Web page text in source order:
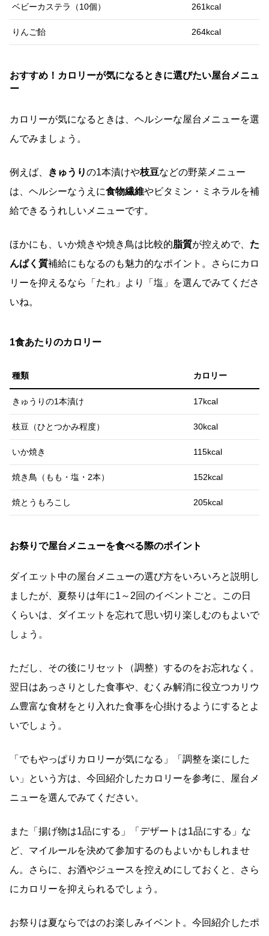
ベビーカステラ（10個） 261kcal
りんご飴 264kcal
おすすめ！カロリーが気になるときに選びたい屋台メニュ
ー
カロリーが気になるときは、ヘルシーな屋台メニューを選
んでみましょう。
例えば、 きゅうりの1本漬けや枝豆などの野菜メニュー
は、ヘルシーなうえに食物繊維やビタミン・ミネラルを補
給できるうれしいメニューです。
ほかにも、いか焼きや焼き鳥は比較的脂質が控えめで、 た
んぱく質補給にもなるのも魅力的なポイント。さらにカロ
リーを抑えるなら「たれ」より「塩」を選んでみてくださ
いね。
1食あたりのカロリー
種類 カロリー
きゅうりの1本漬け 17kcal
枝豆（ひとつかみ程度） 30kcal
いか焼き 115kcal
焼き鳥（もも・塩・2本） 152kcal
焼とうもろこし 205kcal
お祭りで屋台メニューを食べる際のポイント
ダイエット中の屋台メニューの選び方をいろいろと説明し
ましたが、夏祭りは年に1～2回のイベントごと。この日
くらいは、ダイエットを忘れて思い切り楽しむのもよいで
しょう。
ただし、その後にリセット（調整）するのをお忘れなく。
翌日はあっさりとした食事や、むくみ解消に役立つカリウ
ム豊富な食材をとり入れた食事を心掛けるようにするとよ
いでしょう。
「でもやっぱりカロリーが気になる」「調整を楽にした
い」という方は、今回紹介したカロリーを参考に、屋台メ
ニューを選んでみてください。
また「揚げ物は1品にする」「デザートは1品にする」な
ど、マイルールを決めて参加するのもよいかもしれませ
ん。さらに、お酒やジュースを控えめにしておくと、さら
にカロリーを抑えられるでしょう。
お祭りは夏ならではのお楽しみイベント。今回紹介したポ